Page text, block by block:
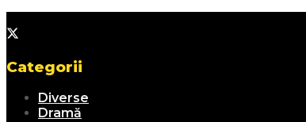
Categorii
Diverse
Dramă